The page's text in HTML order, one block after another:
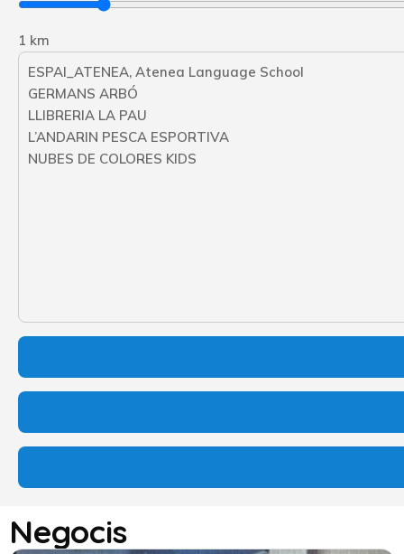
1 km
ESPAI_ATENEA, Atenea Language School
GERMANS ARBÓ
LLIBRERIA LA PAU
L’ANDARIN PESCA ESPORTIVA
NUBES DE COLORES KIDS
Negocis